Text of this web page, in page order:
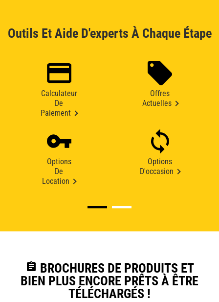
Outils Et Aide D'experts À Chaque Étape
Calculateur
De
Paiement
Offres
Actuelles
Options
De
Location
Options
D'occasion
assignment BROCHURES DE PRODUITS ET
BIEN PLUS ENCORE PRÊTS À ÊTRE
TÉLÉCHARGÉS !